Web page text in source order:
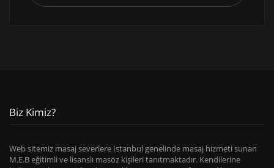
Biz Kimiz?
Web sitemiz masaj severlere İstanbul genelinde masaj hizmeti sunan
M.E.B eğitimli ve lisanslı masöz kişileri tanıtmaktadır. Kendilerine